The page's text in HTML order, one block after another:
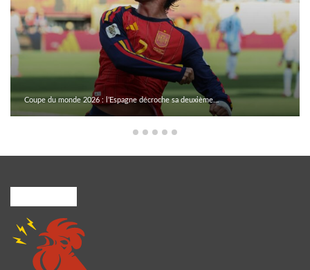
Coupe du monde 2026 : l’Espagne décroche sa deuxième…